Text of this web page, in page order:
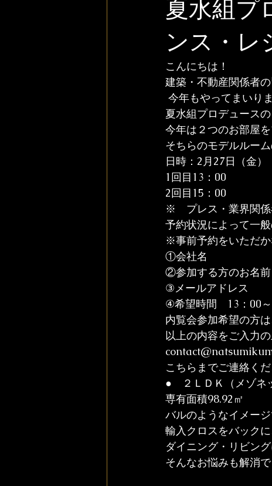
夏水組プ
ンス・レ
こんにちは！
建築・不動産関係者
今年もやってまいり
夏水組プロデュース
今年は２つのお部屋
そちらのモデルルー
日時：2月27日（金）
1回目13：00
2回目15：00
※　プレス・業界関係
予約状況によって一
※事前予約をいただか
①会社名
②参加する方のお名前
③メールアドレス
④希望時間　13：00
内覧会参加希望の方は
以上の内容をご入力の
こちらまでご連絡くだ
●　２ＬＤＫ（メゾネ
専有面積98.92㎡
バルのようなイメー
輸入クロスをバック
ダイニング・リビン
そんなお悩みも解消